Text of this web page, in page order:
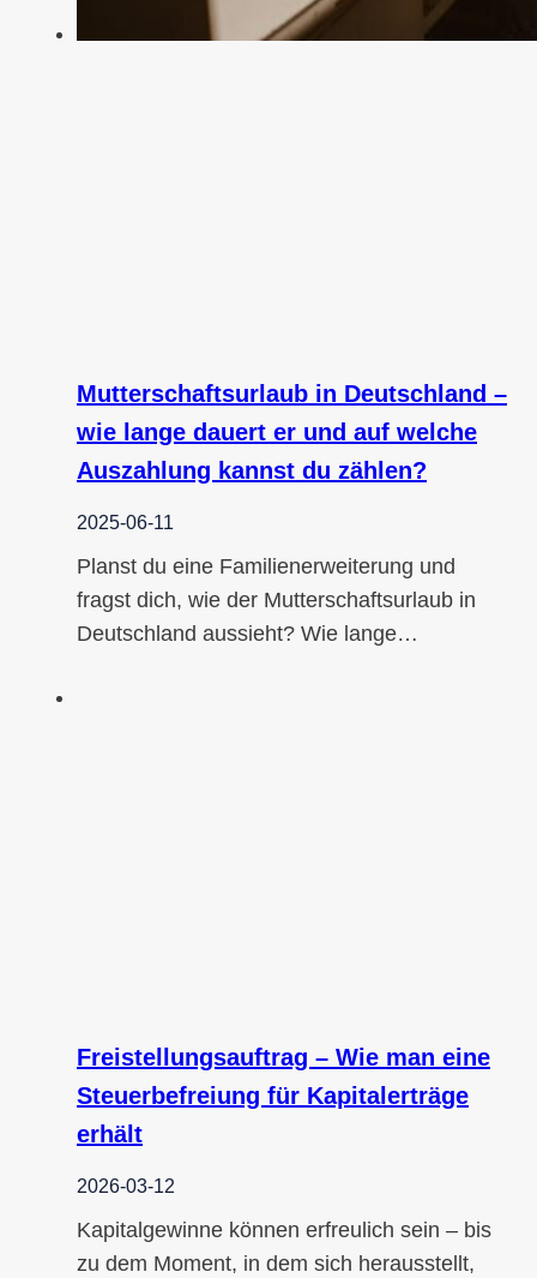
Mutterschaftsurlaub in Deutschland –
wie lange dauert er und auf welche
Auszahlung kannst du zählen?
2025-06-11
Planst du eine Familienerweiterung und
fragst dich, wie der Mutterschaftsurlaub in
Deutschland aussieht? Wie lange…
Freistellungsauftrag – Wie man eine
Steuerbefreiung für Kapitalerträge
erhält
2026-03-12
Kapitalgewinne können erfreulich sein – bis
zu dem Moment, in dem sich herausstellt,